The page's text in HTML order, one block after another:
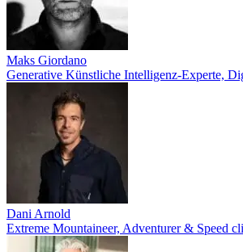
Maks Giordano
Generative Künstliche Intelligenz-Experte,
Dani Arnold
Extreme Mountaineer, Adventurer & Speed